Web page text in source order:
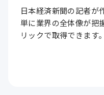
日本経済新聞の記者が
単に業界の全体像が把
リックで取得できます。